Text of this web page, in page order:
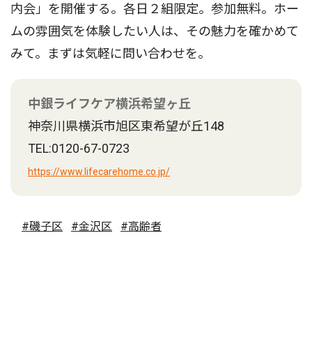
内会」を開催する。各日２組限定。参加無料。ホー
ムの雰囲気を体験したい人は、その魅力を確かめて
みて。まずは気軽に問い合わせを。
中銀ライフケア横浜希望ヶ丘
神奈川県横浜市旭区東希望が丘148
TEL:0120-67-0723
https://www.lifecarehome.co.jp/
#磯子区 #金沢区 #高齢者